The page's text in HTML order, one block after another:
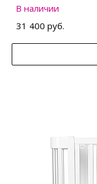
В наличии
31 400 руб.